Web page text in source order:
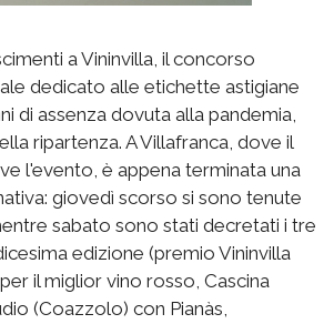
a Vininvilla, il concorso
dedicato alle etichette astigiane
di assenza dovuta alla pandemia,
ripartenza. A Villafranca, dove il
l'evento, è appena terminata una
giovedì scorso si sono tenute
sabato sono stati decretati i tre
edizione (premio Vininvilla
il miglior vino rosso, Cascina
(Coazzolo) con Pianàs,